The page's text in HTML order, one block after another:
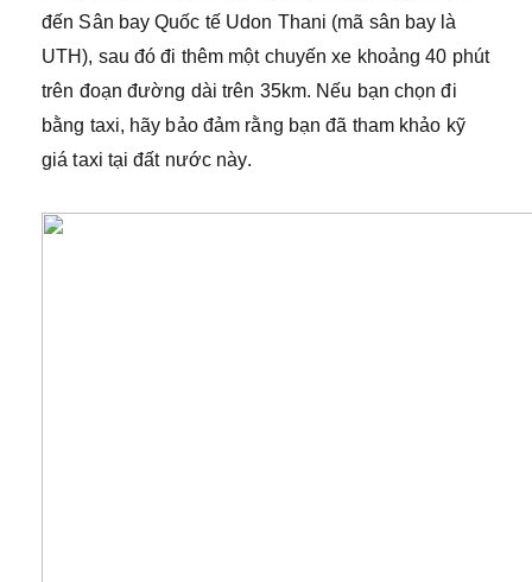
đến Sân bay Quốc tế Udon Thani (mã sân bay là
UTH), sau đó đi thêm một chuyến xe khoảng 40 phút
trên đoạn đường dài trên 35km. Nếu bạn chọn đi
bằng taxi, hãy bảo đảm rằng bạn đã tham khảo kỹ
giá taxi tại đất nước này.